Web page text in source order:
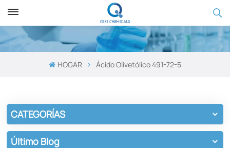
HOGAR Ácido Olivetólico 491-72-5
CATEGORÍAS
Último Blog